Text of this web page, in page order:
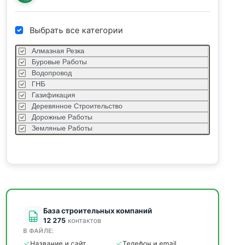
Выбрать все категории
Алмазная Резка
Буровые Работы
Водопровод
ГНБ
Газификация
Деревянное Строительство
Дорожные Работы
Земляные Работы
База строительных компаний
12 275 контактов
В ФАЙЛЕ: